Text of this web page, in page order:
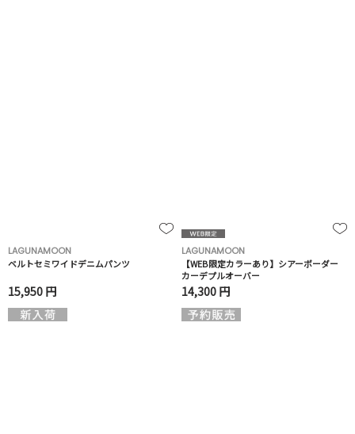
LAGUNAMOON
ベルトセミワイドデニムパンツ
15,950 円
LAGUNAMOON
【WEB限定カラーあり】シアーボーダー
カーデプルオーバー
14,300 円